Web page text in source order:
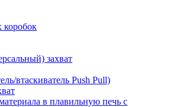
коробок
захват
втаскиватель Push Pull)
в плавильную печь с